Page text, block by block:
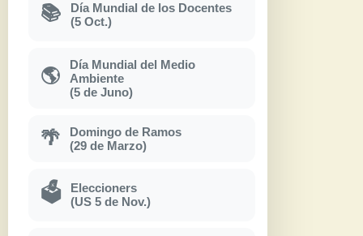
📚
Día Mundial de los Docentes
(5 Oct.)
🌎
Día Mundial del Medio
Ambiente
(5 de Juno)
🌴
Domingo de Ramos
(29 de Marzo)
🗳
Eleccioners
(US 5 de Nov.)